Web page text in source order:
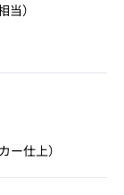
）
ー仕上）